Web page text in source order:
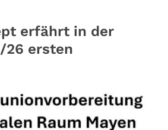
erfährt in der
26 ersten